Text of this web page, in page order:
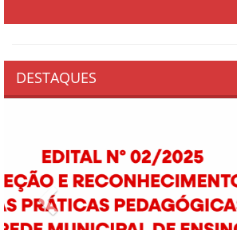
DESTAQUES
Previous